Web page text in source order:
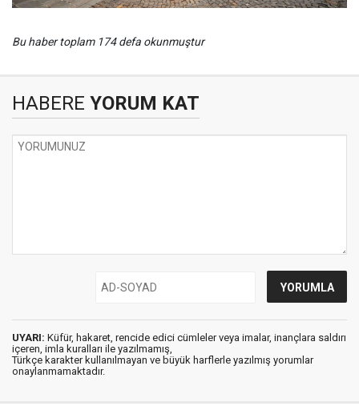
Bu haber toplam 174 defa okunmuştur
HABERE YORUM KAT
UYARI: Küfür, hakaret, rencide edici cümleler veya imalar, inançlara saldırı
içeren, imla kuralları ile yazılmamış,
Türkçe karakter kullanılmayan ve büyük harflerle yazılmış yorumlar
onaylanmamaktadır.